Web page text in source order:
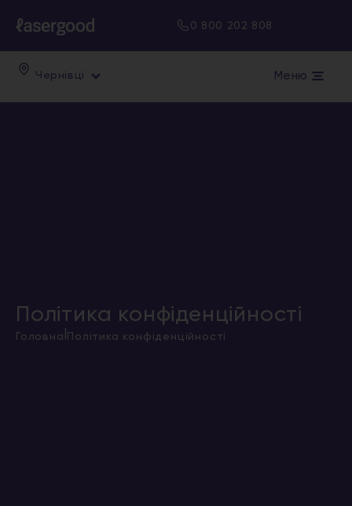
0 800 202 808
Чернівці Меню
Політика конфіденційності
Головна Політика конфіденційності